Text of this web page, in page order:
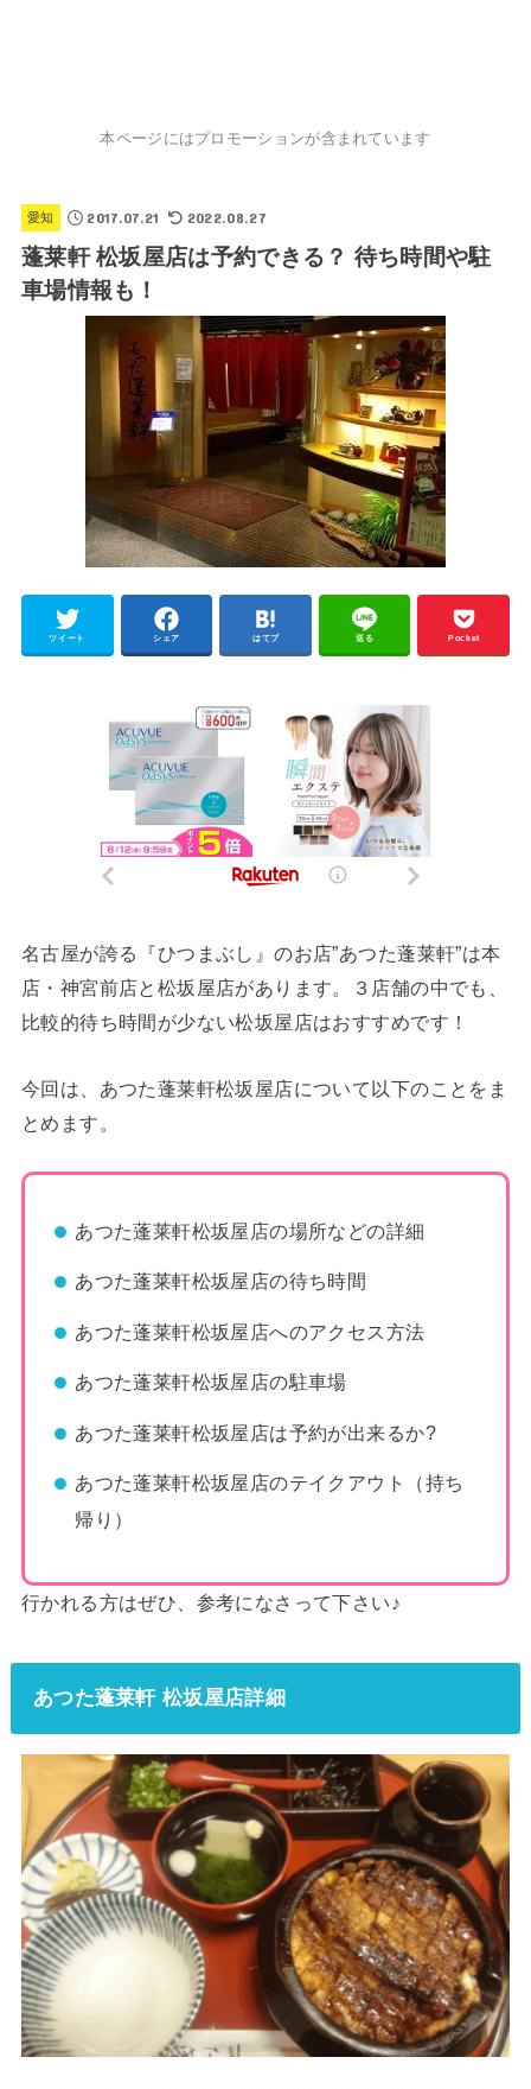
本ページにはプロモーションが含まれています
愛知 2017.07.21 2022.08.27
蓬莱軒 松坂屋店は予約できる？ 待ち時間や駐
車場情報も！
ツイート シェア はてブ 送る Pocket
名古屋が誇る『ひつまぶし』のお店”あつた蓬莱軒”は本
店・神宮前店と松坂屋店があります。３店舗の中でも、
比較的待ち時間が少ない松坂屋店はおすすめです！
今回は、あつた蓬莱軒松坂屋店について以下のことをま
とめます。
あつた蓬莱軒松坂屋店の場所などの詳細
あつた蓬莱軒松坂屋店の待ち時間
あつた蓬莱軒松坂屋店へのアクセス方法
あつた蓬莱軒松坂屋店の駐車場
あつた蓬莱軒松坂屋店は予約が出来るか?
あつた蓬莱軒松坂屋店のテイクアウト（持ち
帰り）
行かれる方はぜひ、参考になさって下さい♪
あつた蓬莱軒 松坂屋店詳細